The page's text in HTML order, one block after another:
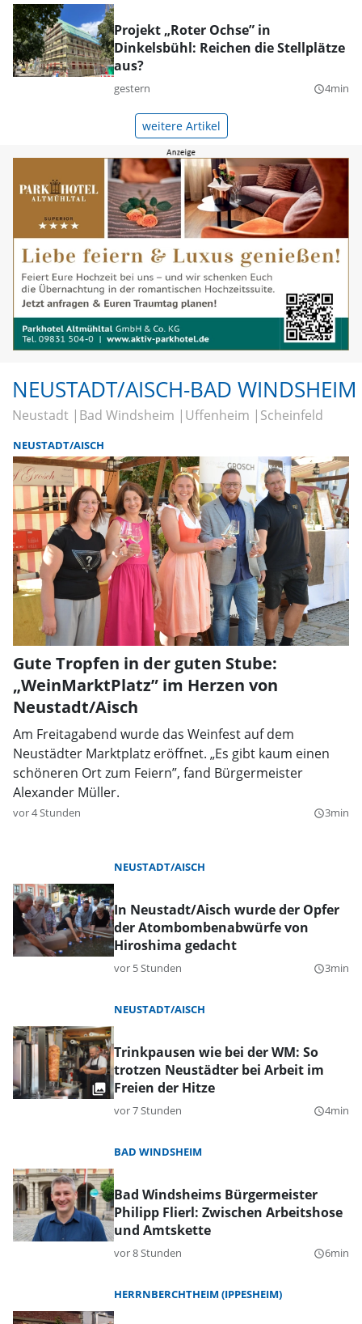
Projekt „Roter Ochse” in
Dinkelsbühl: Reichen die Stellplätze
aus?
gestern query_builder4min
weitere Artikel
NEUSTADT/AISCH-BAD WINDSHEIM
Neustadt Bad Windsheim Uffenheim Scheinfeld
NEUSTADT/AISCH
Gute Tropfen in der guten Stube:
„WeinMarktPlatz” im Herzen von
Neustadt/Aisch
Am Freitagabend wurde das Weinfest auf dem
Neustädter Marktplatz eröffnet. „Es gibt kaum einen
schöneren Ort zum Feiern”, fand Bürgermeister
Alexander Müller.
vor 4 Stunden query_builder3min
NEUSTADT/AISCH
In Neustadt/Aisch wurde der Opfer
der Atombombenabwürfe von
Hiroshima gedacht
vor 5 Stunden query_builder3min
NEUSTADT/AISCH
Trinkpausen wie bei der WM: So
trotzen Neustädter bei Arbeit im
Freien der Hitze
vor 7 Stunden query_builder4min
BAD WINDSHEIM
Bad Windsheims Bürgermeister
Philipp Flierl: Zwischen Arbeitshose
und Amtskette
vor 8 Stunden query_builder6min
HERRNBERCHTHEIM (IPPESHEIM)